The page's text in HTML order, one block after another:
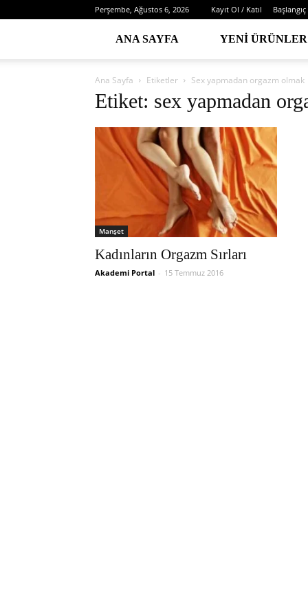
Perşembe, Ağustos 6, 2026 Kayıt Ol / Katıl Başlangıç
ANA SAYFA YENI ÜRÜNLER
Ana Sayfa Etiketler Sex yapmadan orgazm olmak
Etiket: sex yapmadan
Manşet
Kadınların Orgazm Sırları
Akademi Portal - 15 Temmuz 2016